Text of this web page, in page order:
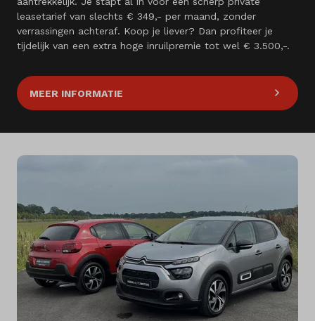
leasetarief van slechts € 349,- per maand, zonder
verrassingen achteraf. Koop je liever? Dan profiteer je
tijdelijk van een extra hoge inruilpremie tot wel € 3.500,-.
MEER INFORMATIE